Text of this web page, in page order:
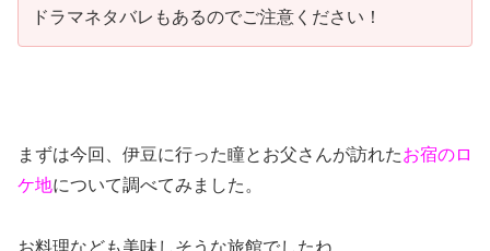
ドラマネタバレもあるのでご注意ください！
まずは今回、伊豆に行った瞳とお父さんが訪れたお宿のロ
ケ地について調べてみました。